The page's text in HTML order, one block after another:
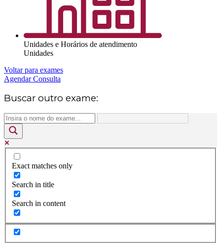
Unidades e Horários de atendimento
Unidades
Voltar para exames
Agendar Consulta
Buscar outro exame:
Exact matches only
Search in title
Search in content